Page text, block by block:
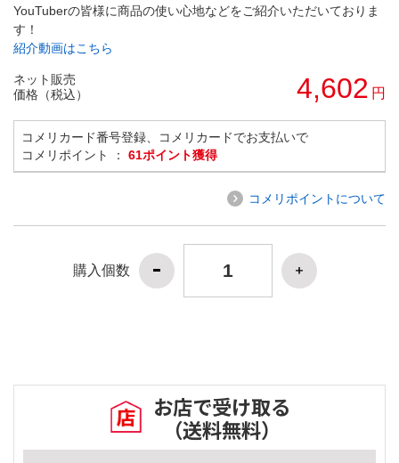
YouTuberの皆様に商品の使い心地などをご紹介いただいておりま
す！
紹介動画はこちら
ネット販売
価格（税込）
4,602 円
コメリカード番号登録、コメリカードでお支払いで
コメリポイント ： 61ポイント獲得
コメリポイントについて
購入個数
お店で受け取る
（送料無料）